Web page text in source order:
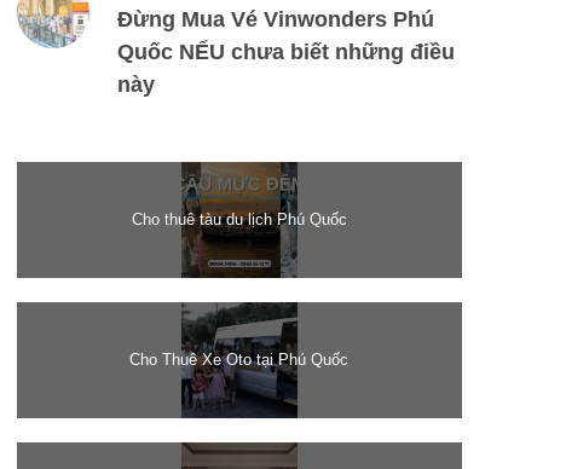
Đừng Mua Vé Vinwonders Phú
Quốc NẾU chưa biết những điều
này
Cho thuê tàu du lịch Phú Quốc
Cho Thuê Xe Oto tại Phú Quốc